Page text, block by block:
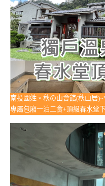
南投國姓。秋の山會館(秋山居
專屬包廂一泊二食+頂級春水堂